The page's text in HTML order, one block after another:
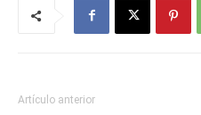
Artículo anterior